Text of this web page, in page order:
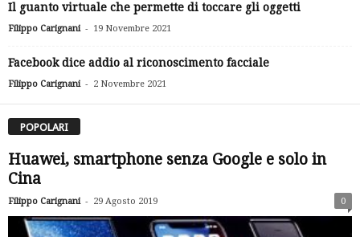
Il guanto virtuale che permette di toccare gli oggetti
Filippo Carignani - 19 Novembre 2021
Facebook dice addio al riconoscimento facciale
Filippo Carignani - 2 Novembre 2021
POPOLARI
Huawei, smartphone senza Google e solo in
Cina
Filippo Carignani - 29 Agosto 2019 0